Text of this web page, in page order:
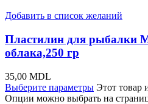
Добавить в список желаний
Пластилин для рыбалки
облака,250 гр
35,00 MDL
Выберите параметры Этот товар
Опции можно выбрать на